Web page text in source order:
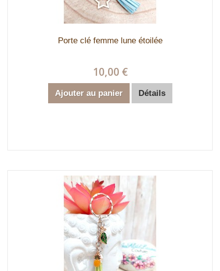
Porte clé femme lune étoilée
10,00 €
Ajouter au panier Détails